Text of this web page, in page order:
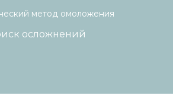
осложнений
метод омоложения